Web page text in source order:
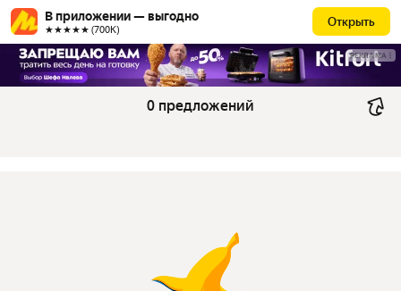
В приложении — выгодно
★★★★★ (700К)
Открыть
РЕКЛАМА
0 предложений